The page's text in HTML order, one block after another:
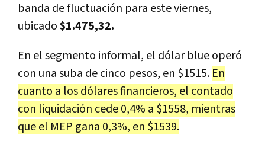
banda de fluctuación para este viernes,
ubicado$1.475,32.
En el segmento informal, el dólar blue operó
con una suba de cinco pesos, en $1515. En
cuanto a los dólares financieros, el contado
con liquidación cede 0,4% a $1558, mientras
que el MEP gana 0,3%, en $1539.